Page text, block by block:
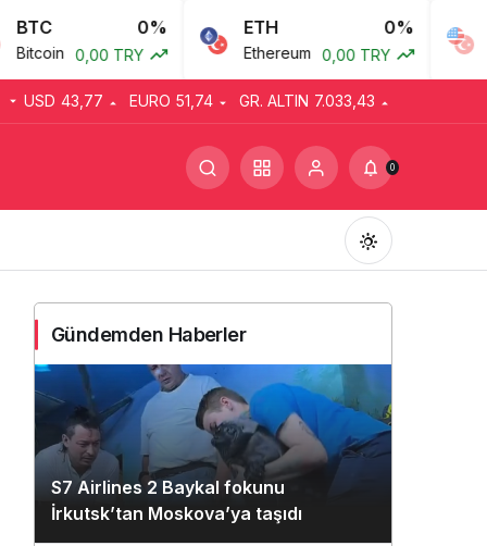
0,00 TRY
ETH
Ethereum 0,00 TRY
USD
USD 43,77 EURO 51,74 GR. ALTIN 7.033,43
0
Gündüz Modu
Gündüz modunu seçin.
Gece Modu
Gece modunu seçin.
Gündemden Haberler
S7 Airlines 2 Baykal fokunu
İrkutsk’tan Moskova’ya taşıdı